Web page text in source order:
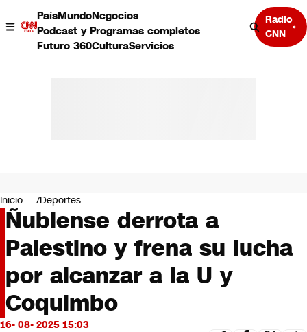
PaísMundoNegocios
Podcast y Programas completos
Futuro 360CulturaServicios
Radio
CNN
Negocios
Deportes
Programas completos
Cultura
Servicios
Bits
CNN tiempo
Futuro 360
Inicio Deportes
Ñublense derrota a
Palestino y frena su lucha
por alcanzar a la U y
Coquimbo
16- 08- 2025 15:03